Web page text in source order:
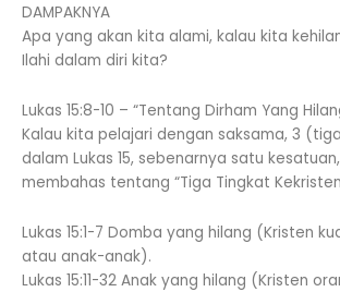
DAMPAKNYA
Apa yang akan kita alami, kalau kita
Ilahi dalam diri kita?
Lukas 15:8-10 – “Tentang Dirham Yang
Kalau kita pelajari dengan saksama, 3
dalam Lukas 15, sebenarnya satu
membahas tentang “Tiga Tingkat
Lukas 15:1-7 Domba yang hilang (Kristen
atau anak-anak).
Lukas 15:11-32 Anak yang hilang (Kristen